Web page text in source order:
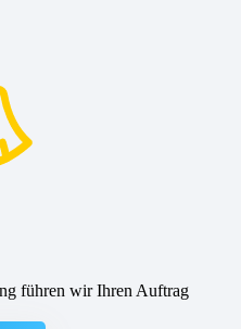
führen wir Ihren Auftrag